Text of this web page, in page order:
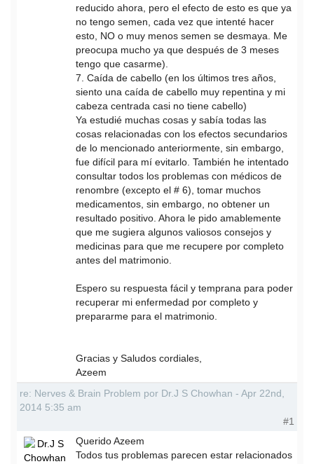
reducido ahora, pero el efecto de esto es que ya
no tengo semen, cada vez que intenté hacer
esto, NO o muy menos semen se desmaya. Me
preocupa mucho ya que después de 3 meses
tengo que casarme).
7. Caída de cabello (en los últimos tres años,
siento una caída de cabello muy repentina y mi
cabeza centrada casi no tiene cabello)
Ya estudié muchas cosas y sabía todas las
cosas relacionadas con los efectos secundarios
de lo mencionado anteriormente, sin embargo,
fue difícil para mí evitarlo. También he intentado
consultar todos los problemas con médicos de
renombre (excepto el # 6), tomar muchos
medicamentos, sin embargo, no obtener un
resultado positivo. Ahora le pido amablemente
que me sugiera algunos valiosos consejos y
medicinas para que me recupere por completo
antes del matrimonio.
Espero su respuesta fácil y temprana para poder
recuperar mi enfermedad por completo y
prepararme para el matrimonio.
Gracias y Saludos cordiales,
Azeem
re: Nerves & Brain Problem por Dr.J S Chowhan - Apr 22nd,
2014 5:35 am
#1
Querido Azeem
Todos tus problemas parecen estar relacionados